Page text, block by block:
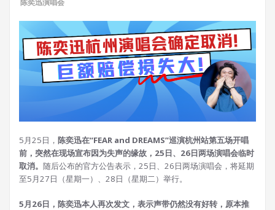
5月25日， 陈奕迅在“FEAR and DREAMS”巡演杭州站第五场开唱
前，突然在现场宣布因为失声的缘故， 25日、26日两场演唱会临时
取消。 随后公布的官方公告表示，25日、26日两场演唱会，将延期
至5月27日（星期一）、28日（星期二）举行。
5月26日，陈奕迅本人再次发文，表示声带仍然没有好转，原本推